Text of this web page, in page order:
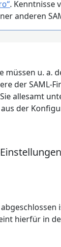
. Kenntnisse
anderen
u. a.
der
allesamt
der
hierfür in